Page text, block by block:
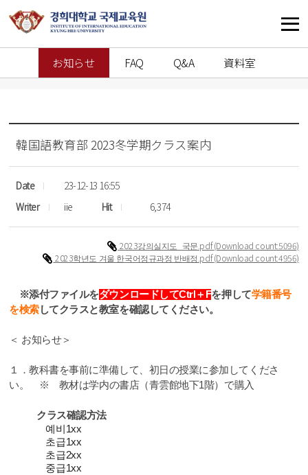
お知らせ FAQ Q&A 資料室
韓国語教育部 2023冬学期クラス案内
Date
23-12-13 16:55
Writer
iie Hit 6,374
2023강의실지도_국문.pdf(Download count:5096)
2023학년도 겨울 한국어정규과정 반배정.pdf(Download count:4956)
※添付ファイルをダウンロードしてCtrl ＋ Fを押して学籍番号
を検索してクラスと教室を確認してください。
＜ お知らせ＞
１．教科書を事前に準備して、初日の授業に参加してくださ
い。
※ 教材は学内の書店（青雲館地下1階）で購入
クラス確認方法
예비 1xx
초급1xx
초급2xx
중급1xx